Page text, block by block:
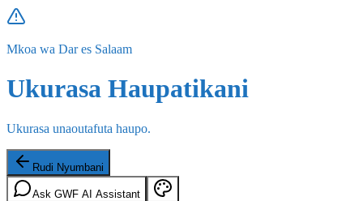
Mkoa wa Dar es Salaam
Ukurasa Haupatikani
Ukurasa unaoutafuta haupo.
Rudi Nyumbani
Ask GWF AI Assistant